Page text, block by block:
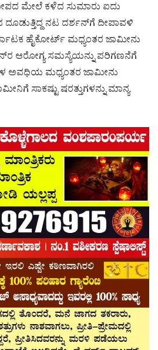
ಮೇಲೆ ಕಳೆದ ಸುಮಾರು ಐದು
ನಟ ದರ್ಶನ್​ಗೆ ದೀಪಾವಳಿ
ಹೈಕೋರ್ಟ್ ಮಧ್ಯಂತರ ಜಾಮೀನು
ಆರೋಗ್ಯ ಸಮಸ್ಯೆಯನ್ನು ಪರಿಗಣನೆಗೆ
ಅವಧಿಯ ಮಧ್ಯಂತರ ಜಾಮೀನು
ಸಾಕಷ್ಟು ಷರತ್ತುಗಳನ್ನು ಮಾನ್ಯ